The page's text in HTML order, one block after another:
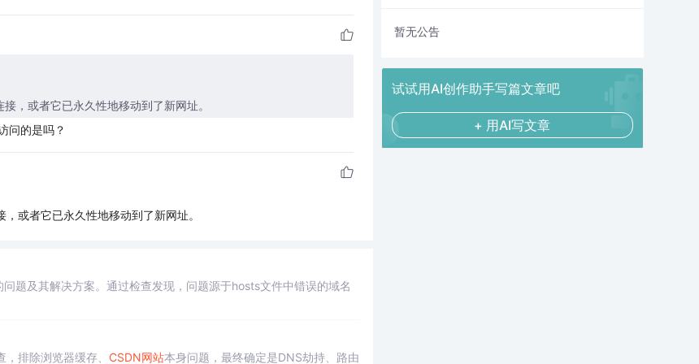
，或者它已永久性地移动到了新网址。
问的是吗？
或者它已永久性地移动到了新网址。
问题及其解决方案。通过检查发现，问题源于hosts文件中错误的域名
排除浏览器缓存、 CSDN网站本身问题，最终确定是DNS劫持、路由
暂无公告
试试用AI创作助手写篇文章吧
+ 用AI写文章